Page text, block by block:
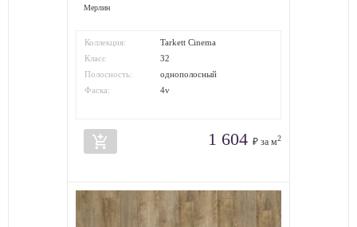
Mерлин
Коллекция:
Tarkett Cinema
Класс
износостойкости:
32
Полосность:
однополосный
Фаска:
4v
add_shopping_cart 1 604 ₽ за м2